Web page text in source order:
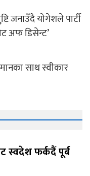
जनाउँदै योगेशले पार्टी
अफ डिसेन्ट’
साथ स्वीकार
स्वदेश फर्कदैं पूर्ब